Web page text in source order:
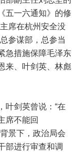
五一六通知》的修
席在杭州安全没
参谋部，总参当
急措施保障毛泽东
来、叶剑英、林彪
剑英曾说：“在
席不能回
景下，政治局会
部进行审查和调